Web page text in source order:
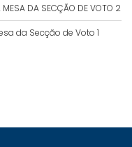
DA SECÇÃO DE VOTO 2
da Secção de Voto 1